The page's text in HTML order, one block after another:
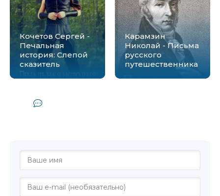
12.В последний поход
Кочетов Сергей -
Печальная
история: Слепой
сказитель
Карамзин
Николай - Письма
русского
путешественника